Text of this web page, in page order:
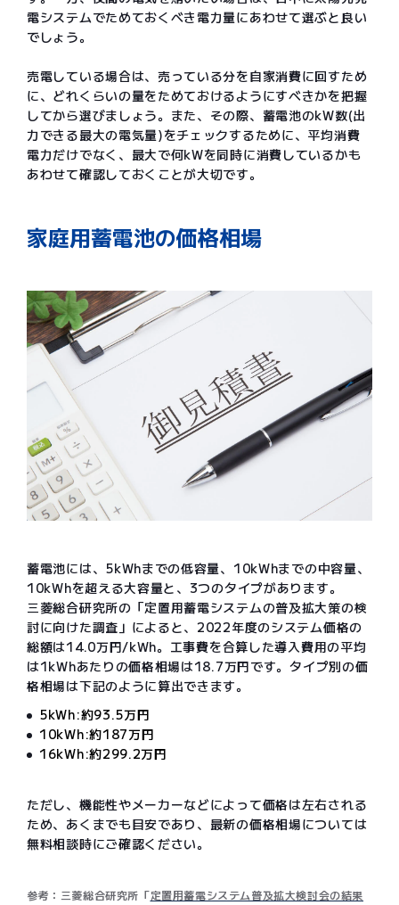
電システムでためておくべき電力量にあわせて選ぶと良い
でしょう。
売電している場合は、売っている分を自家消費に回すため
に、どれくらいの量をためておけるようにすべきかを把握
してから選びましょう。また、その際、蓄電池のkW数(出
力できる最大の電気量)をチェックするために、平均消費
電力だけでなく、最大で何kWを同時に消費しているかも
あわせて確認しておくことが大切です。
家庭用蓄電池の価格相場
蓄電池には、5kWhまでの低容量、10kWhまでの中容量、
10kWhを超える大容量と、3つのタイプがあります。
三菱総合研究所の「定置用蓄電システムの普及拡大策の検
討に向けた調査」によると、2022年度のシステム価格の
総額は14.0万円/kWh。工事費を合算した導入費用の平均
は1kWhあたりの価格相場は18.7万円です。タイプ別の価
格相場は下記のように算出できます。
5kWh:約93.5万円
10kWh:約187万円
16kWh:約299.2万円
ただし、機能性やメーカーなどによって価格は左右される
ため、あくまでも目安であり、最新の価格相場については
無料相談時にご確認ください。
参考：三菱総合研究所「定置用蓄電システム普及拡大検討会の結果